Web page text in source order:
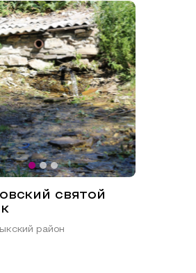
святой
район